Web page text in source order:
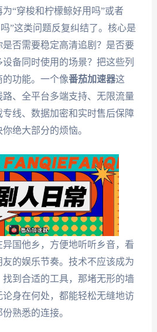
“穿梭和柠檬鲸好用吗”或者
”这类问题反复纠结了。核心是
否需要稳定高清追剧？是否要
备同时使用的场景？把这些列
功能。一个像番茄加速器这
、全平台多端支持、无限流量
线、数据加密和实时售后保障
绝大部分的烦恼。
国他乡，方便地听听乡音，看
的娱乐节奏。技术不应该成为
找到合适的工具，那堵无形的墙
身在何处，都能轻松无缝地访
熟悉的连接。